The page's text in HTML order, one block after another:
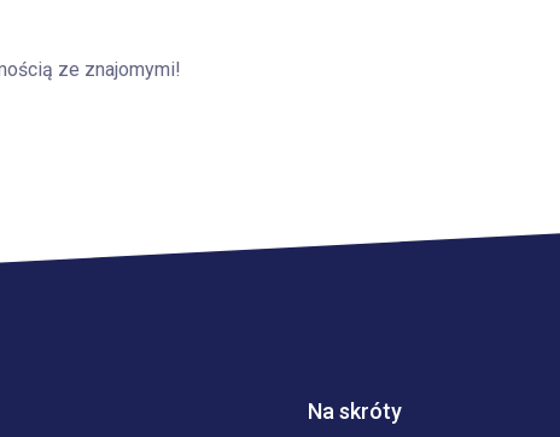
ze znajomymi!
Na skróty